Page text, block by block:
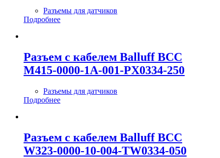
Разъемы для датчиков
Подробнее
Разъем с кабелем Balluff BCC
M415-0000-1A-001-PX0334-250
Разъемы для датчиков
Подробнее
Разъем с кабелем Balluff BCC
W323-0000-10-004-TW0334-050